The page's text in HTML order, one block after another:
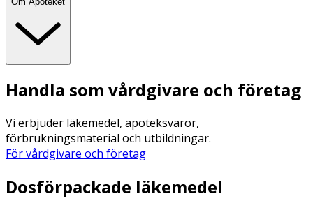
Handla som vårdgivare och företag
Vi erbjuder läkemedel, apoteksvaror,
förbrukningsmaterial och utbildningar.
För vårdgivare och företag
Dosförpackade läkemedel